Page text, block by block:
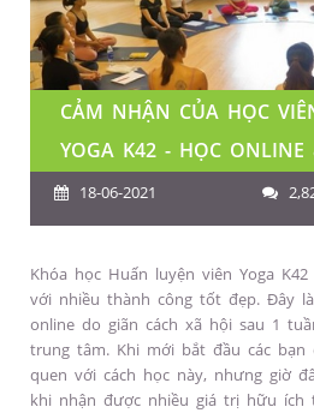
CẢM NHẬN CỦA HỌC
YOGA K42 - HỌC ONLINE
18-06-2021
Khóa học Huấn luyện viên Yoga
với nhiều thành công tốt đẹp. Đây
online do giãn cách xã hội sau 1
trung tâm. Khi mới bắt đầu các
quen với cách học này, nhưng giờ
khi nhận được nhiều giá trị hữu ích